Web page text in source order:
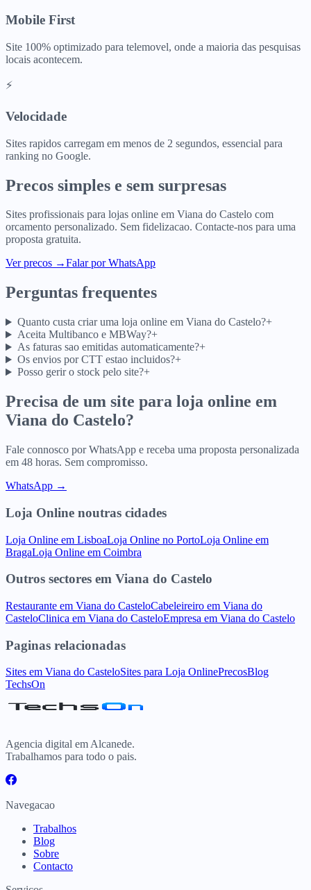
Mobile First
Site 100% optimizado para telemovel, onde a maioria das pesquisas
locais acontecem.
⚡
Velocidade
Sites rapidos carregam em menos de 2 segundos, essencial para
ranking no Google.
Precos simples e sem surpresas
Sites profissionais para lojas online em Viana do Castelo com
orcamento personalizado. Sem fidelizacao. Contacte-nos para uma
proposta gratuita.
Ver precos →Falar por WhatsApp
Perguntas frequentes
Quanto custa criar uma loja online em Viana do Castelo?+
Aceita Multibanco e MBWay?+
As faturas sao emitidas automaticamente?+
Os envios por CTT estao incluidos?+
Posso gerir o stock pelo site?+
Precisa de um site para loja online em
Viana do Castelo?
Fale connosco por WhatsApp e receba uma proposta personalizada
em 48 horas. Sem compromisso.
WhatsApp →
Loja Online noutras cidades
Loja Online em LisboaLoja Online no PortoLoja Online em
BragaLoja Online em Coimbra
Outros sectores em Viana do Castelo
Restaurante em Viana do CasteloCabeleireiro em Viana do
CasteloClinica em Viana do CasteloEmpresa em Viana do Castelo
Paginas relacionadas
Sites em Viana do CasteloSites para Loja OnlinePrecosBlog
TechsOn
Agencia digital em Alcanede.
Trabalhamos para todo o pais.
Navegacao
Trabalhos
Blog
Sobre
Contacto